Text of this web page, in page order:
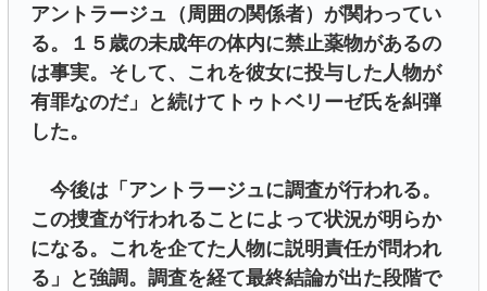
アントラージュ（周囲の関係者）が関わってい
る。１５歳の未成年の体内に禁止薬物があるの
は事実。そして、これを彼女に投与した人物が
有罪なのだ」と続けてトゥトベリーゼ氏を糾弾
した。
今後は「アントラージュに調査が行われる。
この捜査が行われることによって状況が明らか
になる。これを企てた人物に説明責任が問われ
る」と強調。調査を経て最終結論が出た段階で